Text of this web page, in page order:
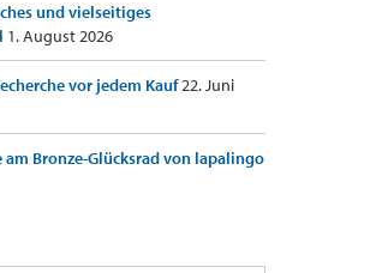
und vielseitiges
1. August 2026
vor jedem Kauf22. Juni
am Bronze-Glücksrad von lapalingo